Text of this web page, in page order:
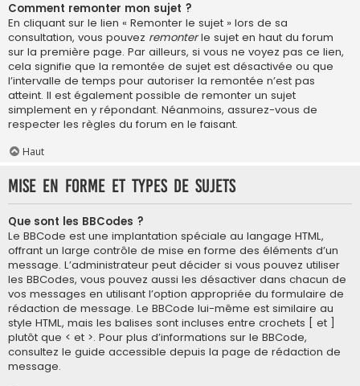
Comment remonter mon sujet ?
En cliquant sur le lien « Remonter le sujet » lors de sa
consultation, vous pouvez remonterle sujet en haut du forum
sur la première page. Par ailleurs, si vous ne voyez pas ce lien,
cela signifie que la remontée de sujet est désactivée ou que
l’intervalle de temps pour autoriser la remontée n’est pas
atteint. Il est également possible de remonter un sujet
simplement en y répondant. Néanmoins, assurez-vous de
respecter les règles du forum en le faisant.
Haut
Mise en forme et types de sujets
Que sont les BBCodes ?
Le BBCode est une implantation spéciale au langage HTML,
offrant un large contrôle de mise en forme des éléments d’un
message. L’administrateur peut décider si vous pouvez utiliser
les BBCodes, vous pouvez aussi les désactiver dans chacun de
vos messages en utilisant l’option appropriée du formulaire de
rédaction de message. Le BBCode lui-même est similaire au
style HTML, mais les balises sont incluses entre crochets [ et ]
plutôt que < et >. Pour plus d’informations sur le BBCode,
consultez le guide accessible depuis la page de rédaction de
message.